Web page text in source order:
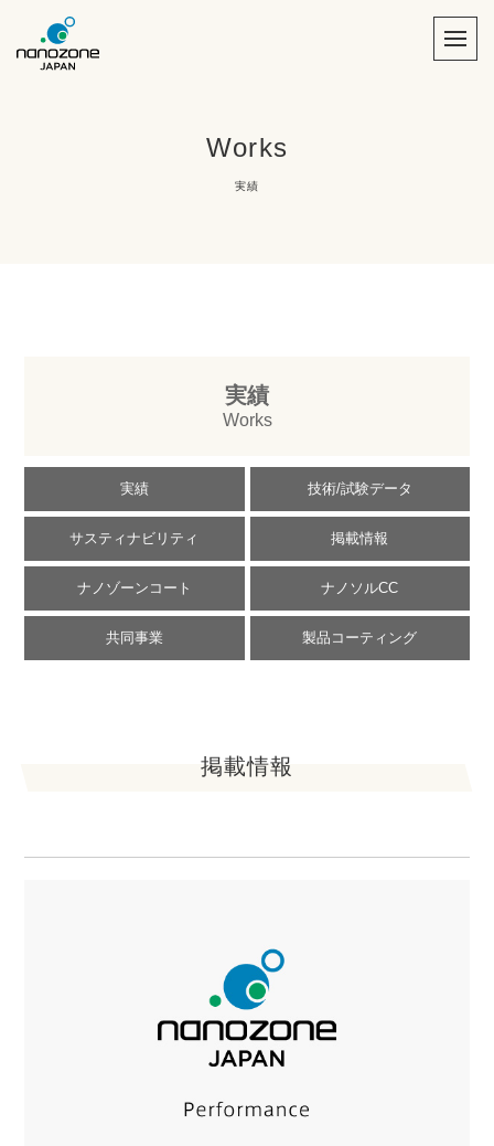
Works
実績
実績
Works
実績 技術/試験データ
サスティナビリティ 掲載情報
ナノゾーンコート ナノソルCC
共同事業 製品コーティング
掲載情報